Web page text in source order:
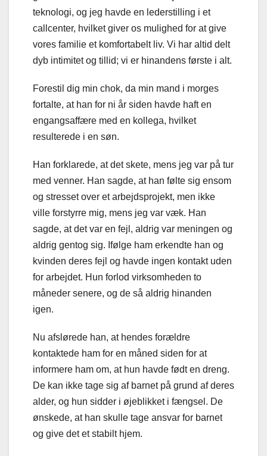
teknologi, og jeg havde en lederstilling i et
callcenter, hvilket giver os mulighed for at give
vores familie et komfortabelt liv. Vi har altid delt
dyb intimitet og tillid; vi er hinandens første i alt.
Forestil dig min chok, da min mand i morges
fortalte, at han for ni år siden havde haft en
engangsaffære med en kollega, hvilket
resulterede i en søn.
Han forklarede, at det skete, mens jeg var på tur
med venner. Han sagde, at han følte sig ensom
og stresset over et arbejdsprojekt, men ikke
ville forstyrre mig, mens jeg var væk. Han
sagde, at det var en fejl, aldrig var meningen og
aldrig gentog sig. Ifølge ham erkendte han og
kvinden deres fejl og havde ingen kontakt uden
for arbejdet. Hun forlod virksomheden to
måneder senere, og de så aldrig hinanden
igen.
Nu afslørede han, at hendes forældre
kontaktede ham for en måned siden for at
informere ham om, at hun havde født en dreng.
De kan ikke tage sig af barnet på grund af deres
alder, og hun sidder i øjeblikket i fængsel. De
ønskede, at han skulle tage ansvar for barnet
og give det et stabilt hjem.